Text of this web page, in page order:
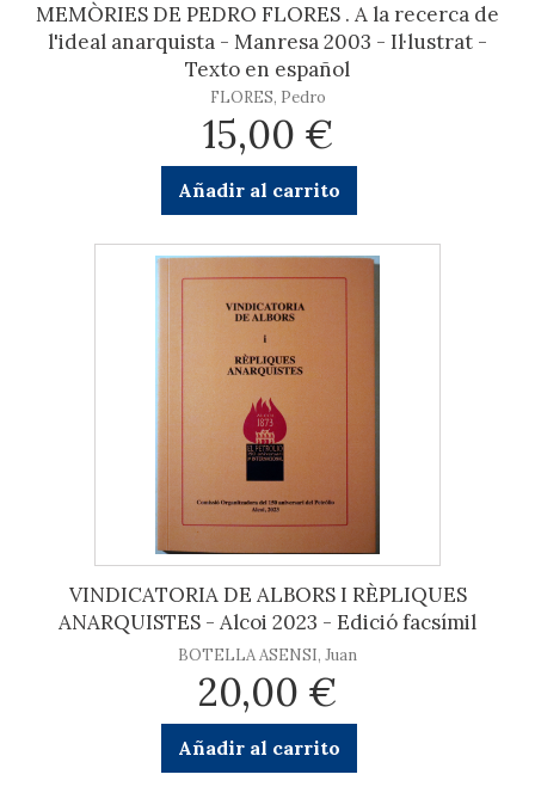
MEMÒRIES DE PEDRO FLORES . A la recerca de
l'ideal anarquista - Manresa 2003 - Il·lustrat -
Texto en español
FLORES, Pedro
15,00 €
Añadir al carrito
VINDICATORIA DE ALBORS I RÈPLIQUES
ANARQUISTES - Alcoi 2023 - Edició facsímil
BOTELLA ASENSI, Juan
20,00 €
Añadir al carrito